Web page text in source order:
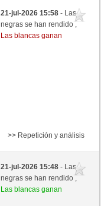
21-jul-2026 15:58- Las
negras se han rendido ,
Las blancas ganan
>> Repetición y análisis
21-jul-2026 15:48- Las
negras se han rendido ,
Las blancas ganan